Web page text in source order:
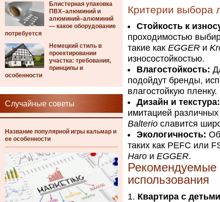
Блистерная упаковка
ПВХ–алюминий и
алюминий–алюминий
— какое оборудование
потребуется
Немецкий стиль в
проектировании
участка: требования,
принципы и
особенности
Случайные советы
Название популярной игры кальмар и
ее особенности
Критерии выбора
Стойкость к
проходимостью
такие как EGGER и
износостойкостью.
Влагостойкость:
подойдут бренды,
влагостойкую
Дизайн и текстура:
имитацией
Balterio славится
Экологичность:
таких как PEFC или
Haro и EGGER.
Рекомендуемые
использования
Квартира с